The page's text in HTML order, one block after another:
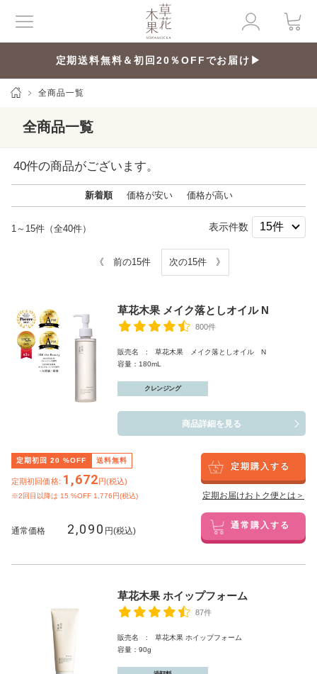
定期送料無料＆初回20％OFFでお届け▶
全商品一覧
全商品一覧
40件の商品がございます。
新着順 価格が安い 価格が高い
1～15件（全40件） 表示件数
《 前の15件 次の15件 》
草花木果 メイク落としオイル N
800件
販売名 : 草花木果 メイク落としオイル N
容量：180mL
クレンジング
商品詳細を見る
定期初回 20 %OFF 送料無料
定期初回価格: 1,672円(税込)
※2回目以降は 15 %OFF 1,776円(税込)
定期購入する
定期お届けおトク便とは＞
通常価格 2,090 円(税込) 通常購入する
草花木果 ホイップフォーム
87件
販売名 : 草花木果 ホイップフォーム
容量：90g